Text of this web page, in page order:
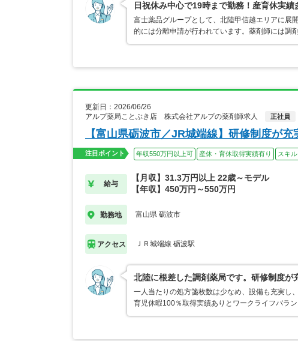
日祝休み中心で19時まで勤務！産育休実績
富士薬品グループとして、北陸甲信越エリアに展
的には分離申請が行われています。薬剤師には
更新日：2026/06/26
アルプ薬局ことぶき店 株式会社アルプの薬剤師求人
正社員
【富山県砺波市／JR城端線】研修制度が充
注目ポイント 年収550万円以上可 産休・育休取得実績有り スキ
給与
【月収】31.3万円以上 22歳～モデル
【年収】450万円～550万円
勤務地 富山県 砺波市
アクセス ＪＲ城端線 砺波駅
北陸に根差した調剤薬局です。研修制度が
一人当たりの処方箋枚数は少なめ、設備も充実し
育児休暇100％取得実績ありとワークライフバラ